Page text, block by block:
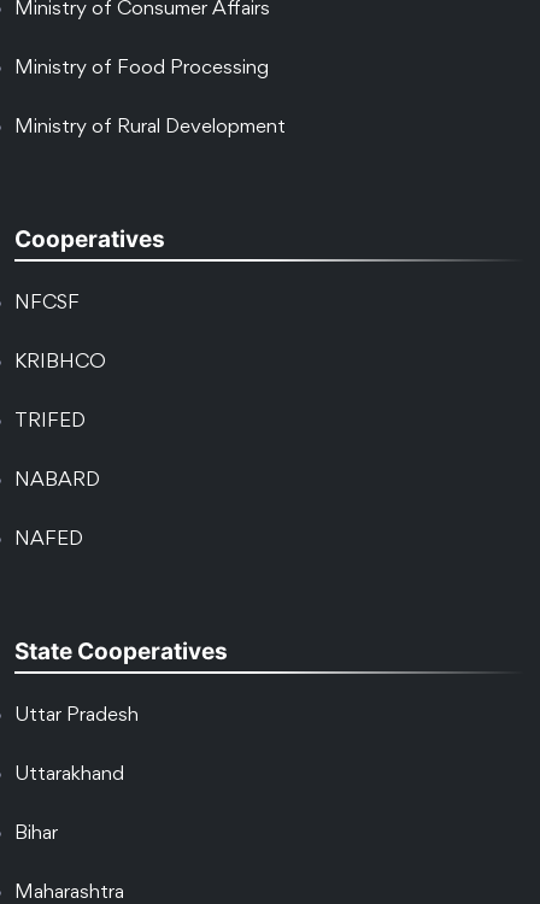
Ministry of Consumer Affairs
Ministry of Food Processing
Ministry of Rural Development
Cooperatives
NFCSF
KRIBHCO
TRIFED
NABARD
NAFED
State Cooperatives
Uttar Pradesh
Uttarakhand
Bihar
Maharashtra